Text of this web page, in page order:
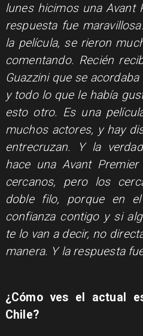
lunes hicimos una Avant
respuesta fue
la película, se rieron
comentando. Recién
Guazzini que se
y todo lo que le había
esto otro. Es una
muchos actores, y hay
entrecruzan. Y la
hace una Avant
cercanos, pero los
doble filo, porque en
confianza contigo y si
te lo van a decir, no
manera. Y la respuesta
¿Cómo ves el actual
Chile?